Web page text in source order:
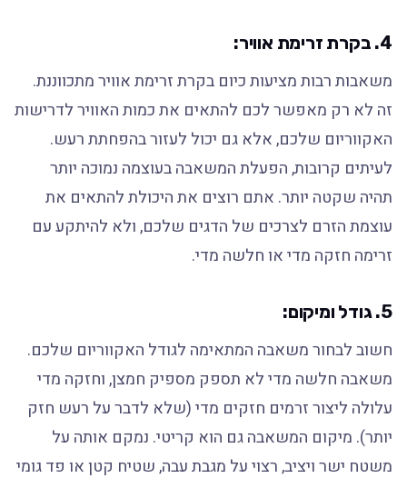
4. בקרת זרימת אוויר:
משאבות רבות מציעות כיום בקרת זרימת אוויר מתכווננת.
זה לא רק מאפשר לכם להתאים את כמות האוויר לדרישות
האקווריום שלכם, אלא גם יכול לעזור בהפחתת רעש.
לעיתים קרובות, הפעלת המשאבה בעוצמה נמוכה יותר
תהיה שקטה יותר. אתם רוצים את היכולת להתאים את
עוצמת הזרם לצרכים של הדגים שלכם, ולא להיתקע עם
זרימה חזקה מדי או חלשה מדי.
5. גודל ומיקום:
חשוב לבחור משאבה המתאימה לגודל האקווריום שלכם.
משאבה חלשה מדי לא תספק מספיק חמצן, וחזקה מדי
עלולה ליצור זרמים חזקים מדי (שלא לדבר על רעש חזק
יותר). מיקום המשאבה גם הוא קריטי. נמקם אותה על
משטח ישר ויציב, רצוי על מגבת עבה, שטיח קטן או פד גומי